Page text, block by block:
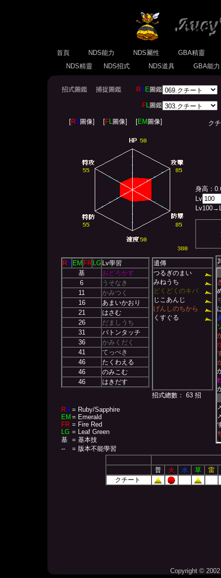
首頁 NDS能力 NDS屬性
GBA精靈
NDS精靈
NDS招式 NDS道具 GBA能
招式圖鑑 捕捉圖鑑 RS E圖鑑
FL圖鑑
[RS 圖像] [FL圖像] [EM 圖像] クチ
身高：
Lv
Lv100
RS EM FR LG Lv學習
基
おどろかす
6
うそなき
11
かみつく
16
あまいかおり
21
はさむ
26
だましうち
31
バトンタッチ
36
かみくだく
41
てっぺき
46
たくわえる
46
のみこむ
46
はきだす
RS = Ruby/Sapphire
EM = Emerald
FR = Fire Red
LG = Leaf Green
基
= 基本技
--
= 版本不能學習
遺傳
つるぎのまい
みねうち
どくどくのキバ
じこあんじ
げんしのちから
くすぐる
招式總數： 63 招
普 火 水 草
雷
クチート
Copyright ©